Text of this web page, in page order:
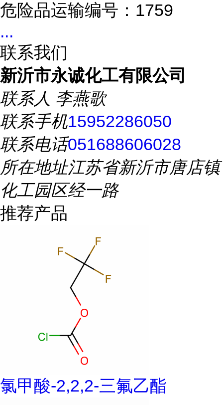
危险品运输编号：1759
...
联系我们
新沂市永诚化工有限公司
联系人 李燕歌
联系手机15952286050
联系电话051688606028
所在地址江苏省新沂市唐店镇
化工园区经一路
推荐产品
氯甲酸-2,2,2-三氟乙酯